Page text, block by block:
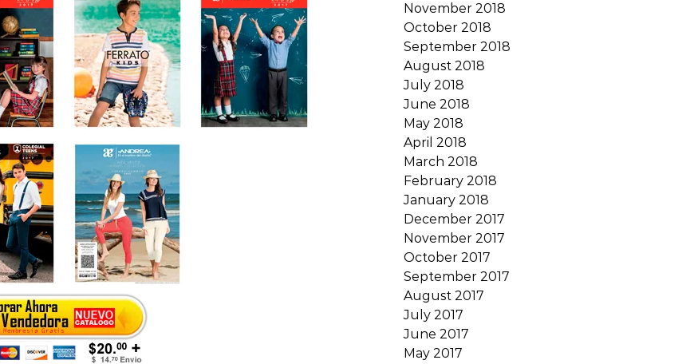
November 2018
October 2018
September 2018
August 2018
July 2018
June 2018
May 2018
April 2018
March 2018
February 2018
January 2018
December 2017
November 2017
October 2017
September 2017
August 2017
July 2017
June 2017
May 2017